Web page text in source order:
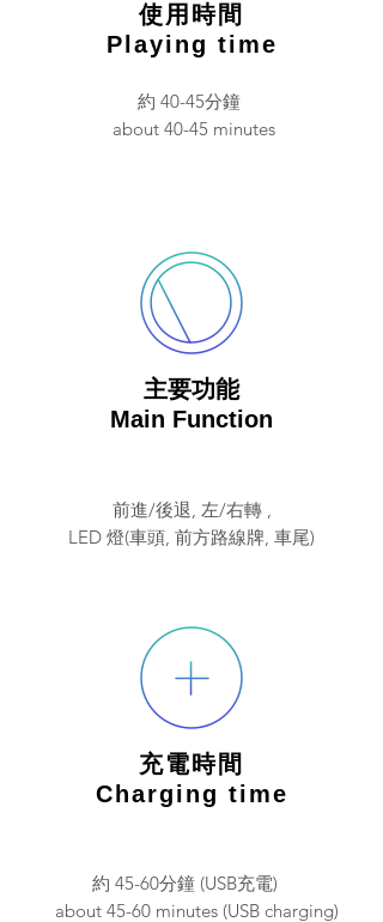
使用時間
Playing time
主要功能
Main Function
充電時間
Charging time
約 40-45分鐘
about 40-45 minutes
約 45-60分鐘 (USB充電)
about 45-60 minutes (USB charging)
前進/後退, 左/右轉 ,
LED 燈(車頭, 前方路線牌, 車尾)